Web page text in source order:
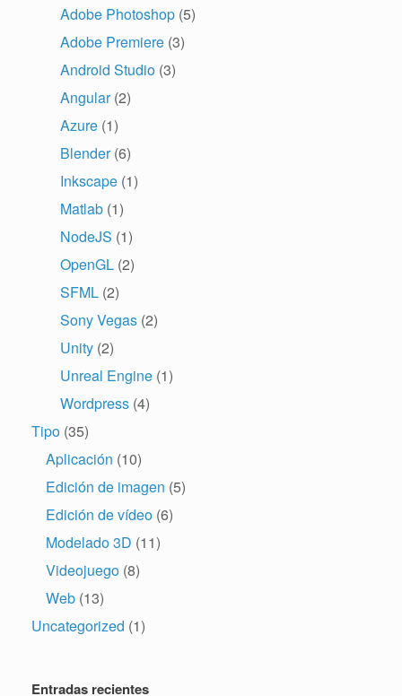
Adobe Photoshop (5)
Adobe Premiere (3)
Android Studio (3)
Angular(2)
Azure (1)
Blender(6)
Inkscape (1)
Matlab (1)
NodeJS (1)
OpenGL (2)
SFML (2)
Sony Vegas (2)
Unity (2)
Unreal Engine (1)
Wordpress (4)
Tipo (35)
Aplicación (10)
Edición de imagen (5)
Edición de vídeo (6)
Modelado 3D (11)
Videojuego (8)
Web (13)
Uncategorized (1)
Entradas recientes